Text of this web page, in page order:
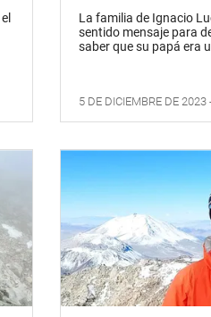
La familia de Ignacio
sentido mensaje para
saber que su papá era
5 DE DICIEMBRE DE 2023